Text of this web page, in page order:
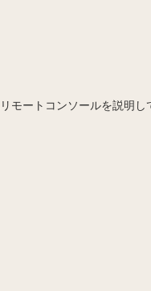
モートコンソールを説明し